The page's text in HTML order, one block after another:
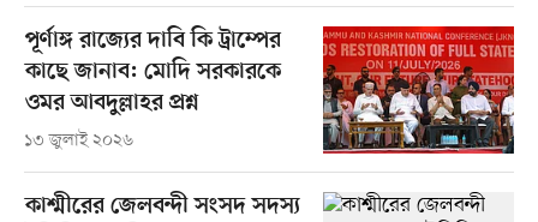
পূর্ণাঙ্গ রাজ্যের দাবি কি ট্রাম্পের
কাছে জানাব: মোদি সরকারকে
ওমর আবদুল্লাহর প্রশ্ন
১৩ জুলাই ২০২৬
কাশ্মীরের জেলবন্দী সংসদ সদস্য